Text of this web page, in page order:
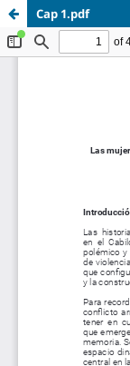
Cap 1.pdf